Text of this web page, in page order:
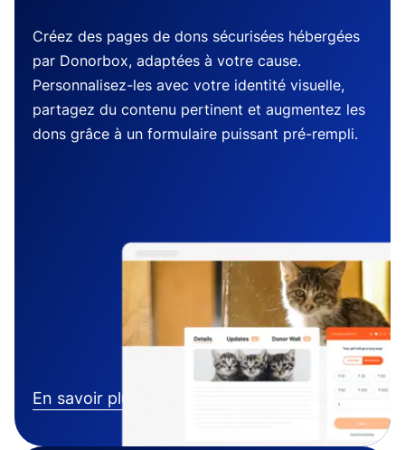
Créez des pages de dons sécurisées hébergées
par Donorbox, adaptées à votre cause.
Personnalisez-les avec votre identité visuelle,
partagez du contenu pertinent et augmentez les
dons grâce à un formulaire puissant pré-rempli.
En savoir plus